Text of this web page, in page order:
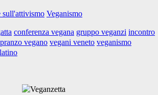
sull'attivismo Veganismo
conferenza vegana gruppo veganzi incontro
pranzo vegano vegani veneto veganismo